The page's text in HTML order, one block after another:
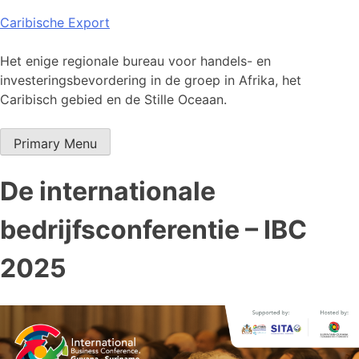
Skip
content
Caribische Export
Het enige regionale bureau voor handels- en
investeringsbevordering in de groep in Afrika, het
Caribisch gebied en de Stille Oceaan.
Primary Menu
De internationale
bedrijfsconferentie – IBC
2025